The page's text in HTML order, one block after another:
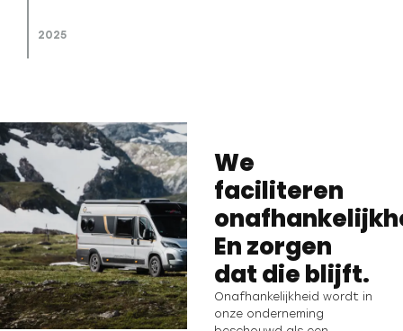
2025
We
faciliteren
En zorgen
dat die blijft.
Onafhankelijkheid wordt in
onze onderneming